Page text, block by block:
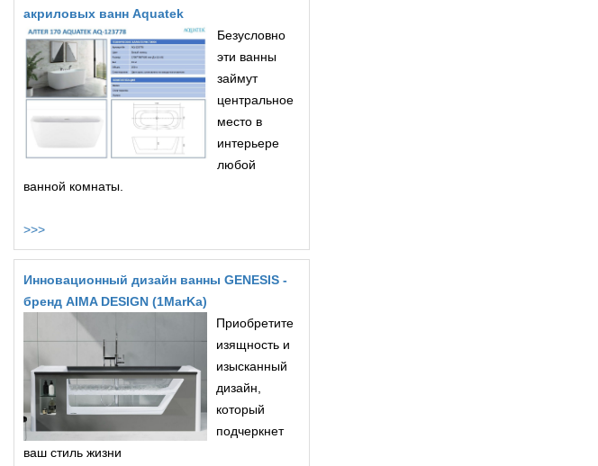
акриловых ванн Aquatek
Безусловно
эти ванны
займут
центральное
место в
интерьере
любой
ванной комнаты.
>>>
Инновационный дизайн ванны GENESIS -
бренд AIMA DESIGN (1MarKa)
Приобретите
изящность и
изысканный
дизайн,
который
подчеркнет
ваш стиль жизни